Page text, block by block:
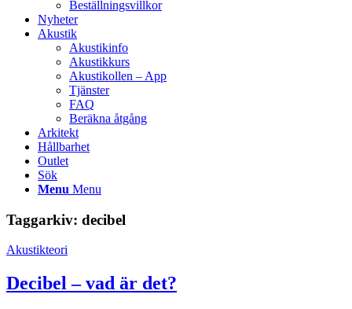
Beställningsvillkor
Nyheter
Akustik
Akustikinfo
Akustikkurs
Akustikollen – App
Tjänster
FAQ
Beräkna åtgång
Arkitekt
Hållbarhet
Outlet
Sök
Menu Menu
Taggarkiv: decibel
Akustikteori
Decibel – vad är det?